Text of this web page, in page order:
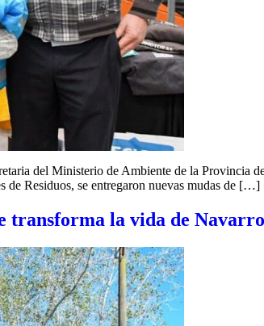
del Ministerio de Ambiente de la Provincia
de Residuos, se entregaron nuevas mudas de […]
transforma la vida de Navarro